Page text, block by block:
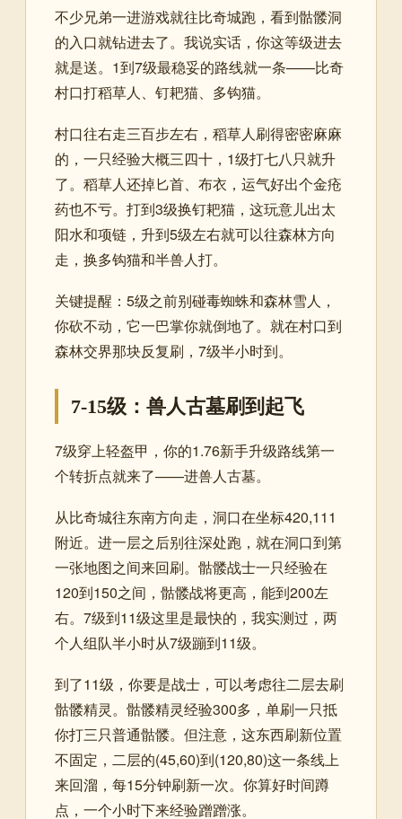
不少兄弟一进游戏就往比奇城跑，看到骷髅洞
的入口就钻进去了。我说实话，你这等级进去
就是送。1到7级最稳妥的路线就一条——比奇
村口打稻草人、钉耙猫、多钩猫。
村口往右走三百步左右，稻草人刷得密密麻麻
的，一只经验大概三四十，1级打七八只就升
了。稻草人还掉匕首、布衣，运气好出个金疮
药也不亏。打到3级换钉耙猫，这玩意儿出太
阳水和项链，升到5级左右就可以往森林方向
走，换多钩猫和半兽人打。
关键提醒：5级之前别碰毒蜘蛛和森林雪人，
你砍不动，它一巴掌你就倒地了。就在村口到
森林交界那块反复刷，7级半小时到。
7-15级：兽人古墓刷到起飞
7级穿上轻盔甲，你的1.76新手升级路线第一
个转折点就来了——进兽人古墓。
从比奇城往东南方向走，洞口在坐标420,111
附近。进一层之后别往深处跑，就在洞口到第
一张地图之间来回刷。骷髅战士一只经验在
120到150之间，骷髅战将更高，能到200左
右。7级到11级这里是最快的，我实测过，两
个人组队半小时从7级蹦到11级。
到了11级，你要是战士，可以考虑往二层去刷
骷髅精灵。骷髅精灵经验300多，单刷一只抵
你打三只普通骷髅。但注意，这东西刷新位置
不固定，二层的(45,60)到(120,80)这一条线上
来回溜，每15分钟刷新一次。你算好时间蹲
点，一个小时下来经验蹭蹭涨。